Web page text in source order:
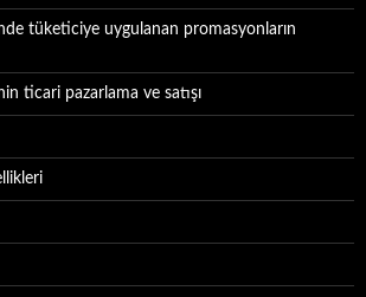
tüketiciye uygulanan promasyonların
ticari pazarlama ve satışı